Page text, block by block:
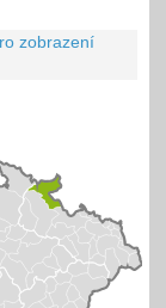
zobrazení